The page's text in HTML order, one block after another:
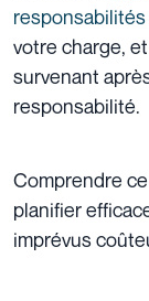
votre charge,
survenant
responsabilité.
Comprendre
planifier
imprévus